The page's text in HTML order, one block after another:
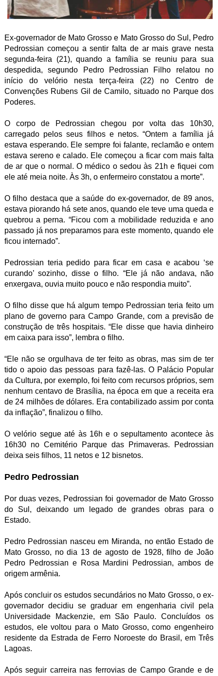
Ex-governador de Mato Grosso e Mato Grosso do Sul, Pedro
Pedrossian começou a sentir falta de ar mais grave nesta
segunda-feira (21), quando a família se reuniu para sua
despedida, segundo Pedro Pedrossian Filho relatou no
início do velório nesta terça-feira (22) no Centro de
Convenções Rubens Gil de Camilo, situado no Parque dos
Poderes.
O corpo de Pedrossian chegou por volta das 10h30,
carregado pelos seus filhos e netos. “Ontem a família já
estava esperando. Ele sempre foi falante, reclamão e ontem
estava sereno e calado. Ele começou a ficar com mais falta
de ar que o normal. O médico o sedou às 21h e fiquei com
ele até meia noite. Às 3h, o enfermeiro constatou a morte”.
O filho destaca que a saúde do ex-governador, de 89 anos,
estava piorando há sete anos, quando ele teve uma queda e
quebrou a perna. “Ficou com a mobilidade reduzida e ano
passado já nos preparamos para este momento, quando ele
ficou internado”.
Pedrossian teria pedido para ficar em casa e acabou ‘se
curando’ sozinho, disse o filho. “Ele já não andava, não
enxergava, ouvia muito pouco e não respondia muito”.
O filho disse que há algum tempo Pedrossian teria feito um
plano de governo para Campo Grande, com a previsão de
construção de três hospitais. “Ele disse que havia dinheiro
em caixa para isso”, lembra o filho.
“Ele não se orgulhava de ter feito as obras, mas sim de ter
tido o apoio das pessoas para fazê-las. O Palácio Popular
da Cultura, por exemplo, foi feito com recursos próprios, sem
nenhum centavo de Brasília, na época em que a receita era
de 24 milhões de dólares. Era contabilizado assim por conta
da inflação”, finalizou o filho.
O velório segue até às 16h e o sepultamento acontece às
16h30 no Cemitério Parque das Primaveras. Pedrossian
deixa seis filhos, 11 netos e 12 bisnetos.
Pedro Pedrossian
Por duas vezes, Pedrossian foi governador de Mato Grosso
do Sul, deixando um legado de grandes obras para o
Estado.
Pedro Pedrossian nasceu em Miranda, no então Estado de
Mato Grosso, no dia 13 de agosto de 1928, filho de João
Pedro Pedrossian e Rosa Mardini Pedrossian, ambos de
origem armênia.
Após concluir os estudos secundários no Mato Grosso, o ex-
governador decidiu se graduar em engenharia civil pela
Universidade Mackenzie, em São Paulo. Concluídos os
estudos, ele voltou para o Mato Grosso, como engenheiro
residente da Estrada de Ferro Noroeste do Brasil, em Três
Lagoas.
Após seguir carreira nas ferrovias de Campo Grande e de